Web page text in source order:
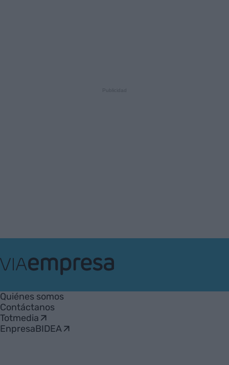
Empresa
Quiénes somos
Contáctanos
Totmedia
EnpresaBIDEA